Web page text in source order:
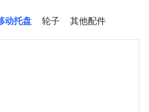
动托盘 轮子 其他配件